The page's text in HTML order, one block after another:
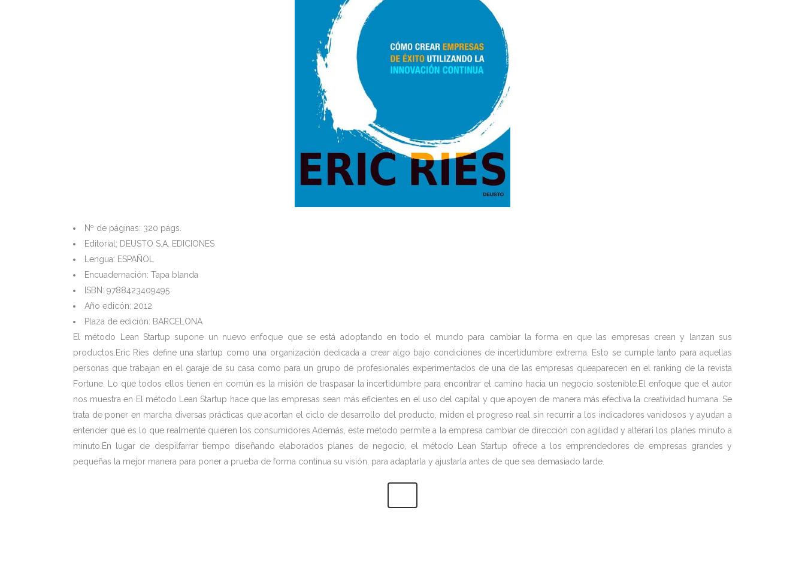
Nº de páginas: 320 págs.
Editorial: DEUSTO S.A. EDICIONES
Lengua: ESPAÑOL
Encuadernación: Tapa blanda
ISBN: 9788423409495
Año edicón: 2012
Plaza de edición: BARCELONA
El método Lean Startup supone un nuevo enfoque que se está adoptando en todo el mundo para cambiar la forma en que las empresas crean y lanzan sus
productos.Eric Ries define una startup como una organización dedicada a crear algo bajo condiciones de incertidumbre extrema. Esto se cumple tanto para aquellas
personas que trabajan en el garaje de su casa como para un grupo de profesionales experimentados de una de las empresas queaparecen en el ranking de la revista
Fortune. Lo que todos ellos tienen en común es la misión de traspasar la incertidumbre para encontrar el camino hacia un negocio sostenible.El enfoque que el autor
nos muestra en El método Lean Startup hace que las empresas sean más eficientes en el uso del capital y que apoyen de manera más efectiva la creatividad humana. Se
trata de poner en marcha diversas prácticas que acortan el ciclo de desarrollo del producto, miden el progreso real sin recurrir a los indicadores vanidosos y ayudan a
entender qué es lo que realmente quieren los consumidores.Además, este método permite a la empresa cambiar de dirección con agilidad y alterar¡ los planes minuto a
minuto.En lugar de despilfarrar tiempo diseñando elaborados planes de negocio, el método Lean Startup ofrece a los emprendedores de empresas grandes y
pequeñas la mejor manera para poner a prueba de forma continua su visión, para adaptarla y ajustarla antes de que sea demasiado tarde.